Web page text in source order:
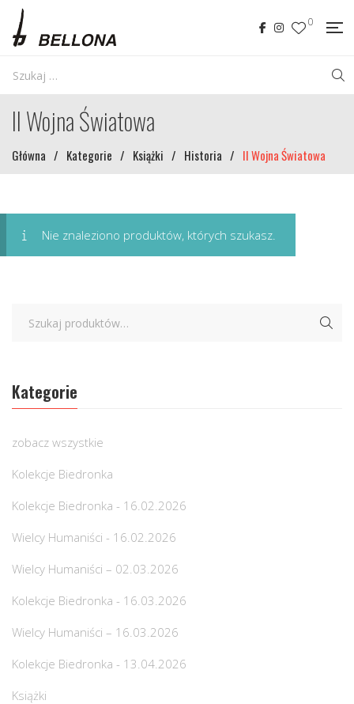
0
II Wojna Światowa
Główna / Kategorie / Książki / Historia / II Wojna Światowa
Nie znaleziono produktów, których szukasz.
Kategorie
zobacz wszystkie
Kolekcje Biedronka
Kolekcje Biedronka - 16.02.2026
Wielcy Humaniści - 16.02.2026
Wielcy Humaniści – 02.03.2026
Kolekcje Biedronka - 16.03.2026
Wielcy Humaniści – 16.03.2026
Kolekcje Biedronka - 13.04.2026
Książki